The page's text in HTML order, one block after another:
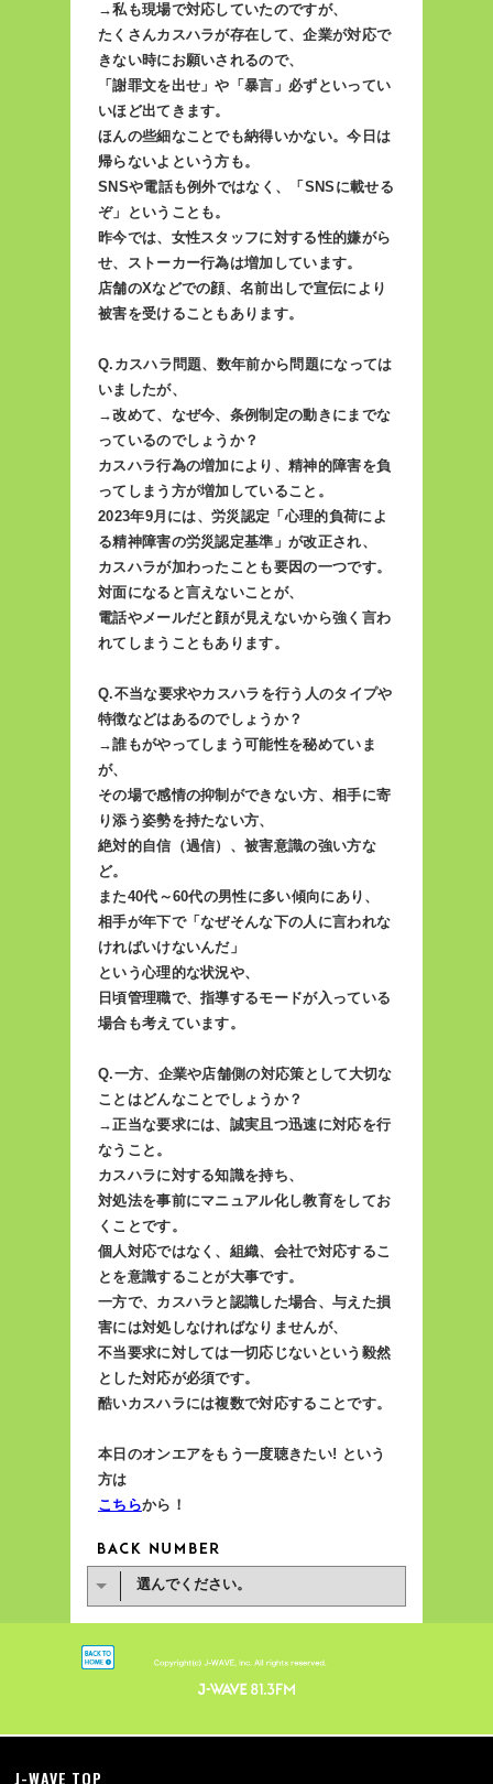
→私も現場で対応していたのですが、
たくさんカスハラが存在して、企業が対応で
きない時にお願いされるので、
「謝罪文を出せ」や「暴言」必ずといってい
いほど出てきます。
ほんの些細なことでも納得いかない。今日は
帰らないよという方も。
SNSや電話も例外ではなく、「SNSに載せる
ぞ」ということも。
昨今では、女性スタッフに対する性的嫌がら
せ、ストーカー行為は増加しています。
店舗のXなどでの顔、名前出しで宣伝により
被害を受けることもあります。
Q.カスハラ問題、数年前から問題になっては
いましたが、
→改めて、なぜ今、条例制定の動きにまでな
っているのでしょうか？
カスハラ行為の増加により、精神的障害を負
ってしまう方が増加していること。
2023年9月には、労災認定「心理的負荷によ
る精神障害の労災認定基準」が改正され、
カスハラが加わったことも要因の一つです。
対面になると言えないことが、
電話やメールだと顔が見えないから強く言わ
れてしまうこともあります。
Q.不当な要求やカスハラを行う人のタイプや
特徴などはあるのでしょうか？
→誰もがやってしまう可能性を秘めていま
が、
その場で感情の抑制ができない方、相手に寄
り添う姿勢を持たない方、
絶対的自信（過信）、被害意識の強い方な
ど。
また40代～60代の男性に多い傾向にあり、
相手が年下で「なぜそんな下の人に言われな
ければいけないんだ」
という心理的な状況や、
日頃管理職で、指導するモードが入っている
場合も考えています。
Q.一方、企業や店舗側の対応策として大切な
ことはどんなことでしょうか？
→正当な要求には、誠実且つ迅速に対応を行
なうこと。
カスハラに対する知識を持ち、
対処法を事前にマニュアル化し教育をしてお
くことです。
個人対応ではなく、組織、会社で対応するこ
とを意識することが大事です。
一方で、カスハラと認識した場合、与えた損
害には対処しなければなりませんが、
不当要求に対しては一切応じないという毅然
とした対応が必須です。
酷いカスハラには複数で対応することです。
本日のオンエアをもう一度聴きたい! という
方は
こちらから！
選んでください。
J-WAVE TOP